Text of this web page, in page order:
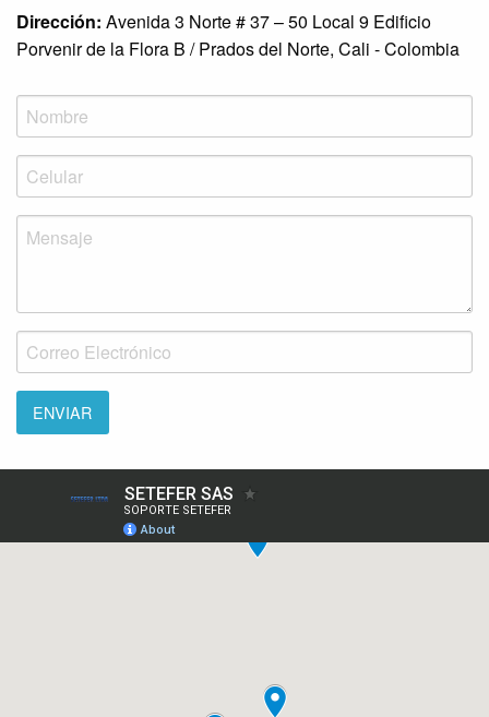
Dirección: Avenida 3 Norte # 37 – 50 Local 9 Edificio
Porvenir de la Flora B / Prados del Norte, Cali - Colombia